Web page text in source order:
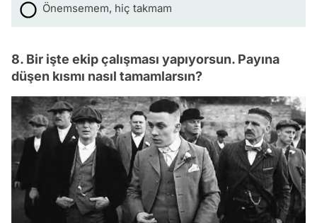
Önemsemem, hiç takmam
8. Bir işte ekip çalışması yapıyorsun. Payına
düşen kısmı nasıl tamamlarsın?